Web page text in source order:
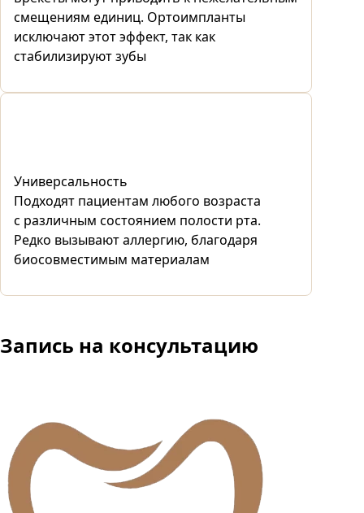
смещениям единиц. Ортоимпланты
исключают этот эффект, так как
стабилизируют зубы
Универсальность
Подходят пациентам любого возраста
с различным состоянием полости рта.
Редко вызывают аллергию, благодаря
биосовместимым материалам
Запись на консультацию